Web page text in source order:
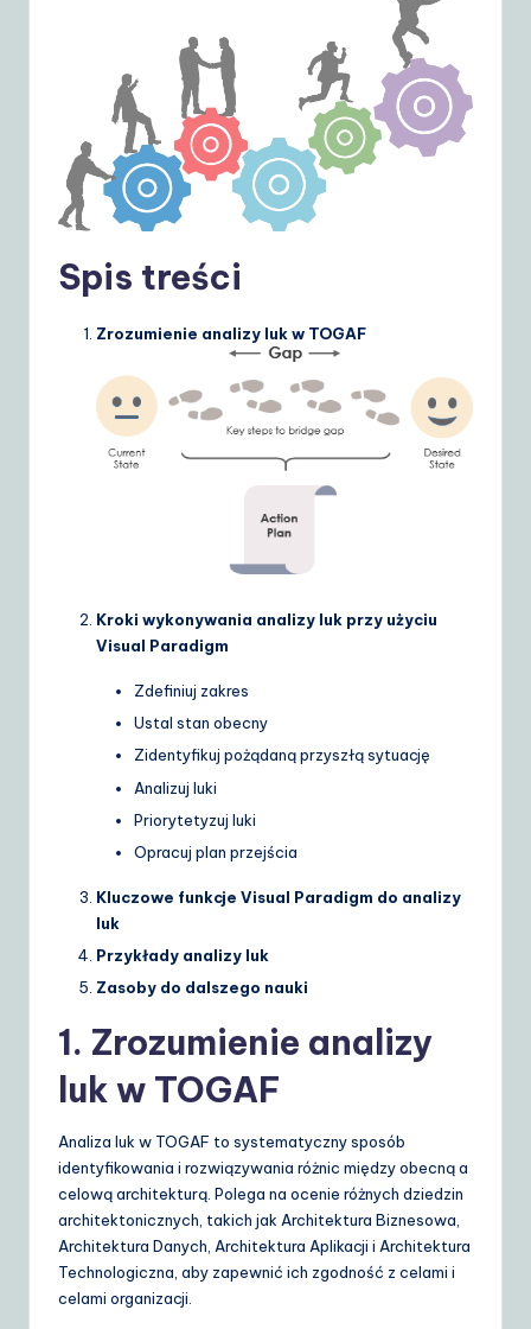
A
Spis treści
Zrozumienie analizy luk w TOGAF
Kroki wykonywania analizy luk przy użyciu
Visual Paradigm
Zdefiniuj zakres
Ustal stan obecny
Zidentyfikuj pożądaną przyszłą sytuację
Analizuj luki
Priorytetyzuj luki
Opracuj plan przejścia
Kluczowe funkcje Visual Paradigm do analizy
luk
Przykłady analizy luk
Zasoby do dalszego nauki
1. Zrozumienie analizy
luk w TOGAF
Analiza luk w TOGAF to systematyczny sposób
identyfikowania i rozwiązywania różnic między obecną a
celową architekturą. Polega na ocenie różnych dziedzin
architektonicznych, takich jak Architektura Biznesowa,
Architektura Danych, Architektura Aplikacji i Architektura
Technologiczna, aby zapewnić ich zgodność z celami i
celami organizacji.